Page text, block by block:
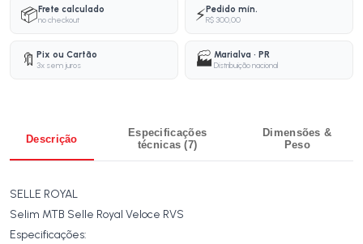
📦Frete calculado
no checkout
⚡Pedido mín.
R$ 300,00
🔖 Pix ou Cartão
3x sem juros
🏭 Marialva · PR
Distribuição nacional
Descrição
Especificações
técnicas (7)
Dimensões &
Peso
SELLE ROYAL
Selim MTB Selle Royal Veloce RVS
Especificações: